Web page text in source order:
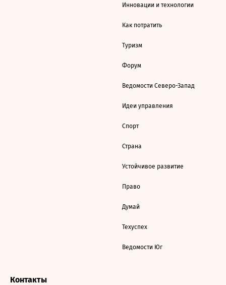
Инновации и технологии
Как потратить
Туризм
Форум
Ведомости Северо-Запад
Идеи управления
Спорт
Страна
Устойчивое развитие
Право
Думай
Техуспех
Ведомости Юг
Контакты